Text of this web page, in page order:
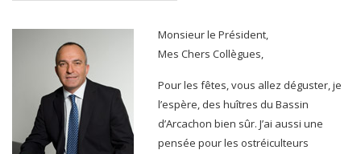
Monsieur le Président,
Mes Chers Collègues,
Pour les fêtes, vous allez déguster, je
l’espère, des huîtres du Bassin
d’Arcachon bien sûr. J’ai aussi une
pensée pour les ostréiculteurs